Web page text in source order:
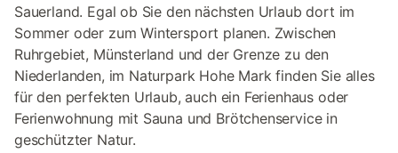
Sauerland. Egal ob Sie den nächsten Urlaub dort im
Sommer oder zum Wintersport planen. Zwischen
Ruhrgebiet, Münsterland und der Grenze zu den
Niederlanden, im Naturpark Hohe Mark finden Sie alles
für den perfekten Urlaub, auch ein Ferienhaus oder
Ferienwohnung mit Sauna und Brötchenservice in
geschützter Natur.